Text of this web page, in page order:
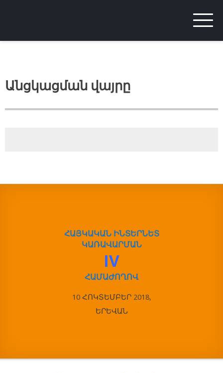
Անցկացման վայրը
ՀԱՅԿԱԿԱՆ ԻՆՏԵՐՆԵՏ
ԿԱՌԱՎԱՐՄԱՆ
IV
ՀԱՄԱԺՈՂՈՎ
10 ՀՈԿՏԵՄԲԵՐ 2018,
ԵՐԵՎԱՆ